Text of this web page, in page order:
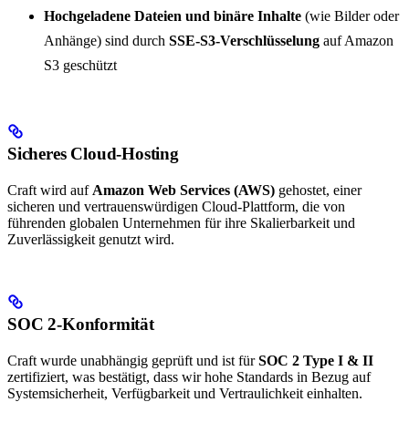
Hochgeladene Dateien und binäre Inhalte (wie Bilder oder
Anhänge) sind durch SSE-S3-Verschlüsselung auf Amazon
S3 geschützt
Sicheres Cloud-Hosting
Craft wird auf Amazon Web Services (AWS) gehostet, einer
sicheren und vertrauenswürdigen Cloud-Plattform, die von
führenden globalen Unternehmen für ihre Skalierbarkeit und
Zuverlässigkeit genutzt wird.
SOC 2-Konformität
Craft wurde unabhängig geprüft und ist fürSOC 2 Type I & II
zertifiziert, was bestätigt, dass wir hohe Standards in Bezug auf
Systemsicherheit, Verfügbarkeit und Vertraulichkeit einhalten.